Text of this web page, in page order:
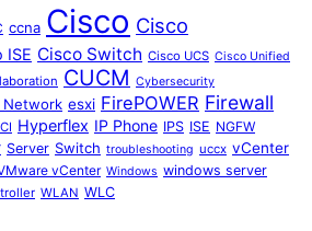
ccna Cisco Cisco
ISE Cisco Switch Cisco UCS Cisco Unified
CUCM Cybersecurity
Network esxi FirePOWER Firewall
Hyperflex IP Phone IPS ISE NGFW
Server Switch troubleshooting uccx vCenter
vCenter Windows windows server
WLAN WLC